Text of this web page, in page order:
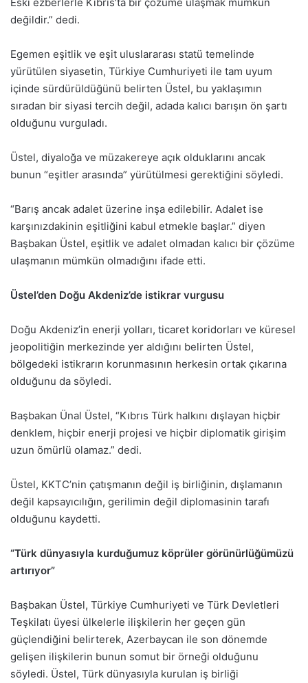
değildir.” dedi.
Egemen eşitlik ve eşit uluslararası statü temelinde
yürütülen siyasetin, Türkiye Cumhuriyeti ile tam uyum
içinde sürdürüldüğünü belirten Üstel, bu yaklaşımın
sıradan bir siyasi tercih değil, adada kalıcı barışın ön şartı
olduğunu vurguladı.
Üstel, diyaloğa ve müzakereye açık olduklarını ancak
bunun “eşitler arasında” yürütülmesi gerektiğini söyledi.
“Barış ancak adalet üzerine inşa edilebilir. Adalet ise
karşınızdakinin eşitliğini kabul etmekle başlar.” diyen
Başbakan Üstel, eşitlik ve adalet olmadan kalıcı bir çözüme
ulaşmanın mümkün olmadığını ifade etti.
Üstel’den Doğu Akdeniz’de istikrar vurgusu
Doğu Akdeniz’in enerji yolları, ticaret koridorları ve küresel
jeopolitiğin merkezinde yer aldığını belirten Üstel,
bölgedeki istikrarın korunmasının herkesin ortak çıkarına
olduğunu da söyledi.
Başbakan Ünal Üstel, “Kıbrıs Türk halkını dışlayan hiçbir
denklem, hiçbir enerji projesi ve hiçbir diplomatik girişim
uzun ömürlü olamaz.” dedi.
Üstel, KKTC’nin çatışmanın değil iş birliğinin, dışlamanın
değil kapsayıcılığın, gerilimin değil diplomasinin tarafı
olduğunu kaydetti.
“Türk dünyasıyla kurduğumuz köprüler görünürlüğümüzü
artırıyor”
Başbakan Üstel, Türkiye Cumhuriyeti ve Türk Devletleri
Teşkilatı üyesi ülkelerle ilişkilerin her geçen gün
güçlendiğini belirterek, Azerbaycan ile son dönemde
gelişen ilişkilerin bunun somut bir örneği olduğunu
söyledi. Üstel, Türk dünyasıyla kurulan iş birliği